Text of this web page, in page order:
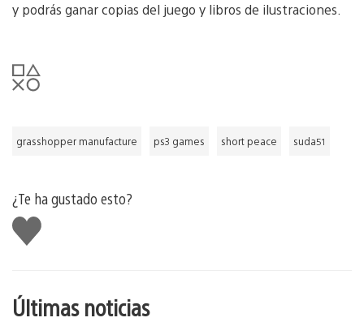
y podrás ganar copias del juego y libros de ilustraciones.
grasshopper manufacture ps3 games short peace suda51
¿Te ha gustado esto?
Me
gusta
Últimas noticias